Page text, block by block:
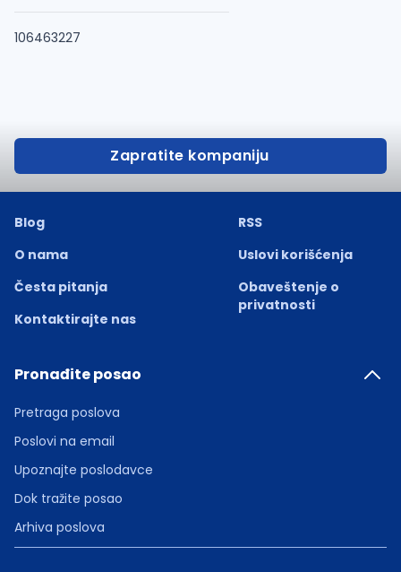
106463227
Zapratite kompaniju
Blog
O nama
Česta pitanja
Kontaktirajte nas
RSS
Uslovi korišćenja
Obaveštenje o
privatnosti
Pronađite posao
Pretraga poslova
Poslovi na email
Upoznajte poslodavce
Dok tražite posao
Arhiva poslova